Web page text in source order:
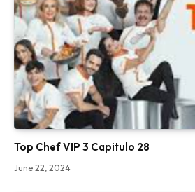
Top Chef VIP 3 Capitulo 28
June 22, 2024